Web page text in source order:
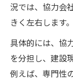
況では、協力会
きく左右します。
具体的には、協
を分担し、建設
例えば、専門性